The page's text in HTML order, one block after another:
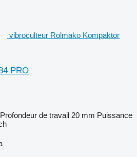
vibroculteur Rolmako Kompaktor
PRO
Profondeur de travail 20 mm Puissance